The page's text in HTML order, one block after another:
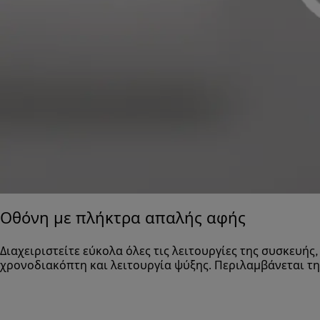
Οθόνη με πλήκτρα απαλής αφής
Διαχειριστείτε εύκολα όλες τις λειτουργίες της
χρονοδιακόπτη και λειτουργία ψύξης. Περιλαμβάνεται